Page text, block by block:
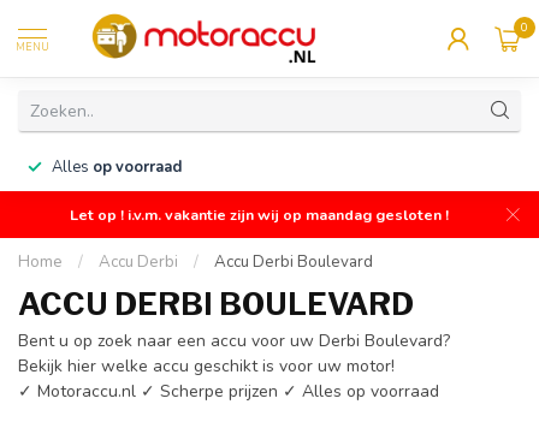
MENU
0
Alles op voorraad
Let op ! i.v.m. vakantie zijn wij op maandag gesloten !
Home / Accu Derbi / Accu Derbi Boulevard
ACCU DERBI BOULEVARD
Bent u op zoek naar een accu voor uw Derbi Boulevard?
Bekijk hier welke accu geschikt is voor uw motor!
✓ Motoraccu.nl ✓ Scherpe prijzen ✓ Alles op voorraad